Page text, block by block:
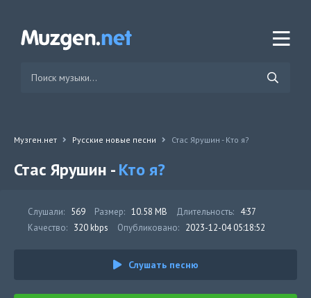
Музген.нет Русские новые песни Стас Ярушин - Кто я?
Стас Ярушин -Кто я?
Слушали: 569 Размер: 10.58 MB Длительность: 4:37
Качество: 320 kbps Опубликовано: 2023-12-04 05:18:52
Слушать песню